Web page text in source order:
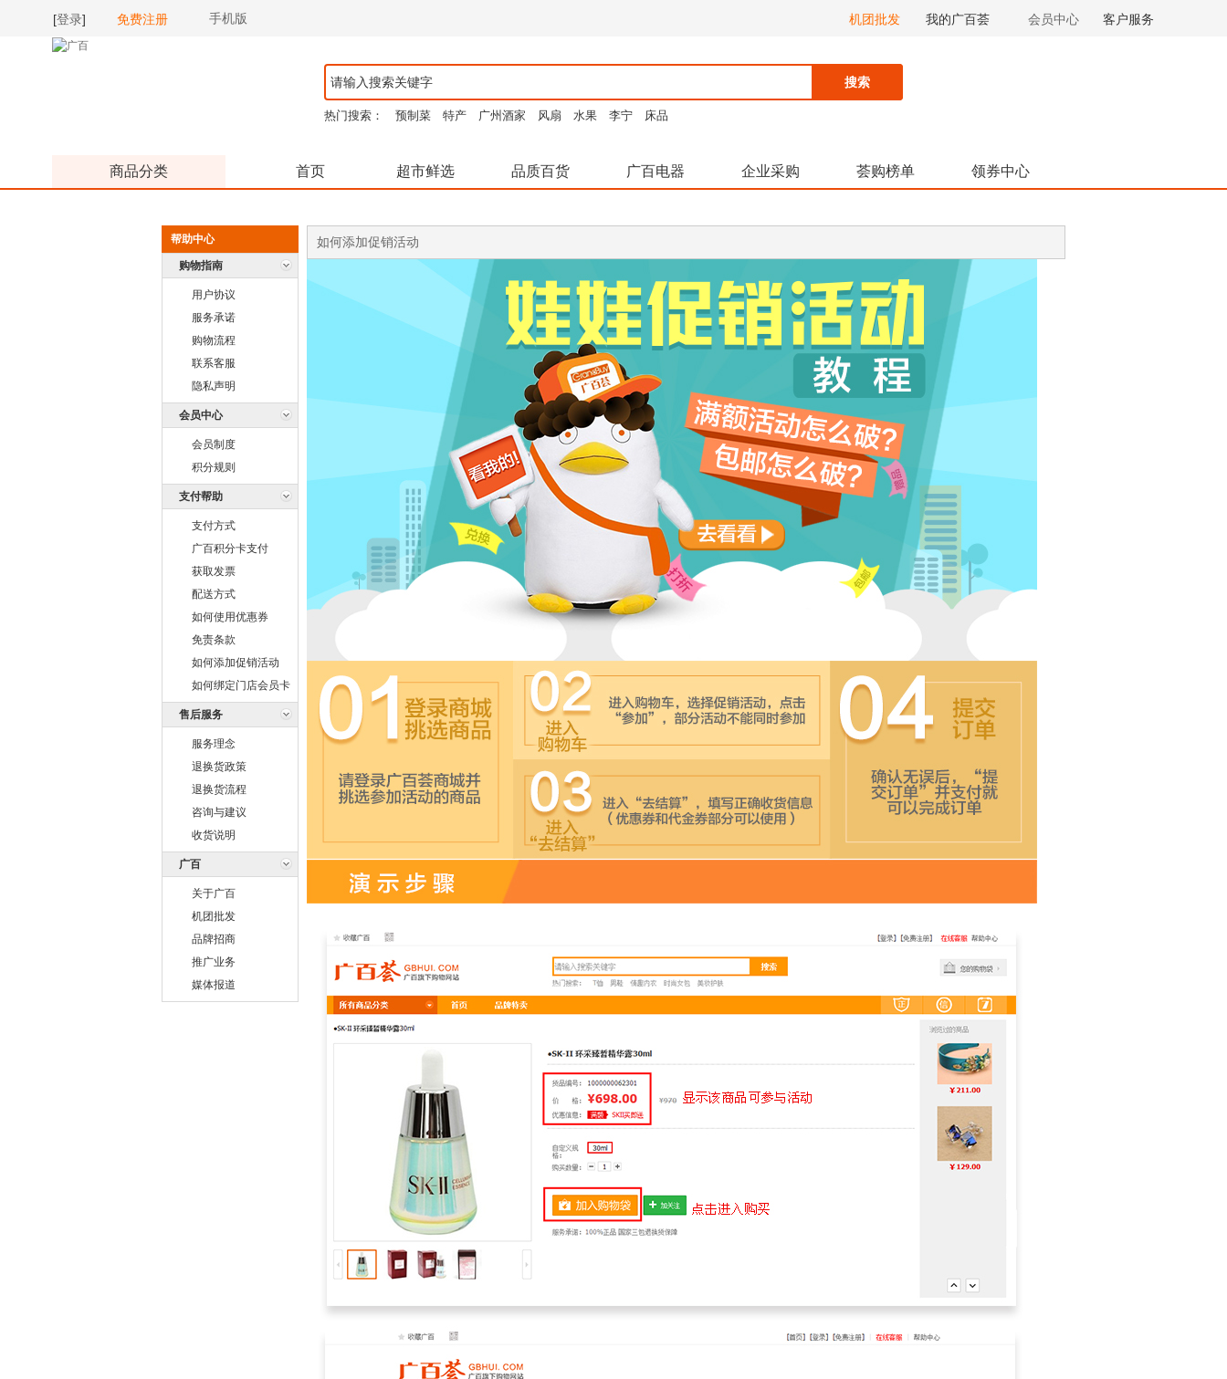
[登录] 免费注册 手机版 机团批发 我的广百荟 会员中心 客户服务
搜索
热门搜索： 预制菜 特产 广州酒家 风扇 水果 李宁 床品
商品分类 首页 超市鲜选 品质百货 广百电器 企业采购 荟购榜单 领券中心
帮助中心
购物指南
用户协议
服务承诺
购物流程
联系客服
隐私声明
会员中心
会员制度
积分规则
支付帮助
支付方式
广百积分卡支付
获取发票
配送方式
如何使用优惠券
免责条款
如何添加促销活动
如何绑定门店会员卡
售后服务
服务理念
退换货政策
退换货流程
咨询与建议
收货说明
广百
关于广百
机团批发
品牌招商
推广业务
媒体报道
如何添加促销活动